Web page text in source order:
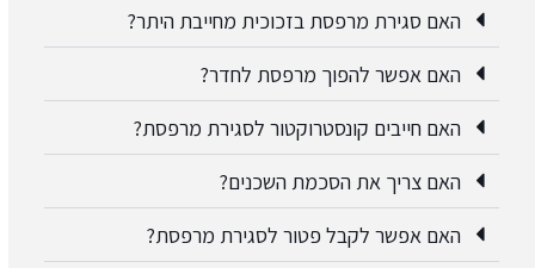
האם סגירת מרפסת בזכוכית מחייבת היתר?
האם אפשר להפוך מרפסת לחדר?
האם חייבים קונסטרוקטור לסגירת מרפסת?
האם צריך את הסכמת השכנים?
האם אפשר לקבל פטור לסגירת מרפסת?